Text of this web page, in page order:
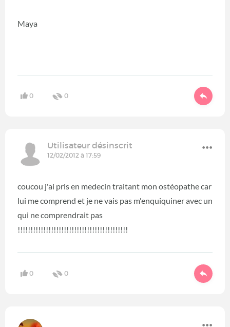
Maya
0 0
Utilisateur désinscrit
12/02/2012 à 17:59
coucou j'ai pris en medecin traitant mon ostéopathe car
lui me comprend et je ne vais pas m'enquiquiner avec un
qui ne comprendrait pas
!!!!!!!!!!!!!!!!!!!!!!!!!!!!!!!!!!!!!!!!!!!
0 0